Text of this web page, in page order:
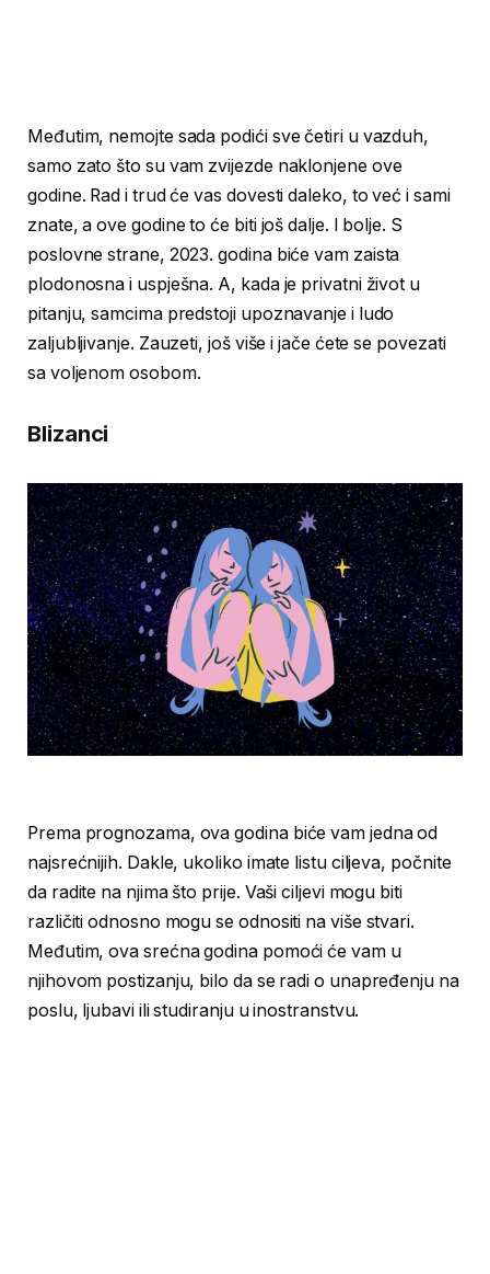
Međutim, nemojte sada podići sve četiri u vazduh,
samo zato što su vam zvijezde naklonjene ove
godine. Rad i trud će vas dovesti daleko, to već i sami
znate, a ove godine to će biti još dalje. I bolje. S
poslovne strane, 2023. godina biće vam zaista
plodonosna i uspješna. A, kada je privatni život u
pitanju, samcima predstoji upoznavanje i ludo
zaljubljivanje. Zauzeti, još više i jače ćete se povezati
sa voljenom osobom.
Blizanci
Prema prognozama, ova godina biće vam jedna od
najsrećnijih. Dakle, ukoliko imate listu ciljeva, počnite
da radite na njima što prije. Vaši ciljevi mogu biti
različiti odnosno mogu se odnositi na više stvari.
Međutim, ova srećna godina pomoći će vam u
njihovom postizanju, bilo da se radi o unapređenju na
poslu, ljubavi ili studiranju u inostranstvu.